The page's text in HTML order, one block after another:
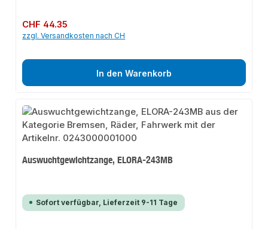
Regulärer Preis:
CHF 44.35
zzgl. Versandkosten nach CH
In den Warenkorb
Auswuchtgewichtzange, ELORA-243MB
Sofort verfügbar, Lieferzeit 9-11 Tage